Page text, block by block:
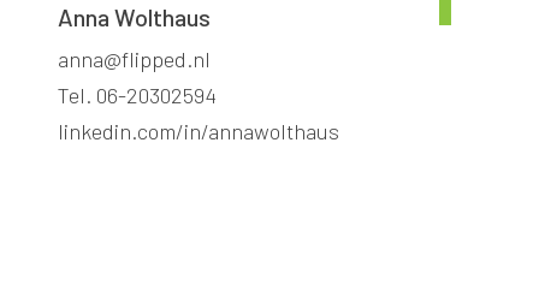
Anna Wolthaus
anna@flipped.nl
Tel. 06-20302594
linkedin.com/in/annawolthaus